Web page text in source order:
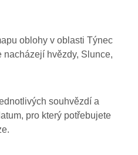
oblohy v oblasti Týnec
nacházejí hvězdy, Slunce,
souhvězdí a
pro který potřebujete